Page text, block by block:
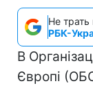
Не
РБК-
В
Європі